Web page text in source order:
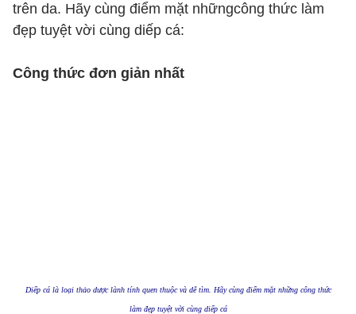
trên da. Hãy cùng điểm mặt nhữngcông thức làm
đẹp tuyệt vời cùng diếp cá:
Công thức đơn giản nhất
Diếp cá là loại thảo dược lành tính quen thuộc và dễ tìm. Hãy cùng điểm mặt những công thức
làm đẹp tuyệt vời cùng diếp cá